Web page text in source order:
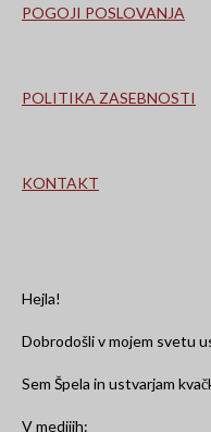
m
POGOJI POSLOVANJA
POLITIKA ZASEBNOSTI
KONTAKT
Hejla!
Dobrodošli v mojem svetu
Sem Špela in ustvarjam
V medijih: